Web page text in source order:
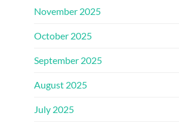
November 2025
October 2025
September 2025
August 2025
July 2025